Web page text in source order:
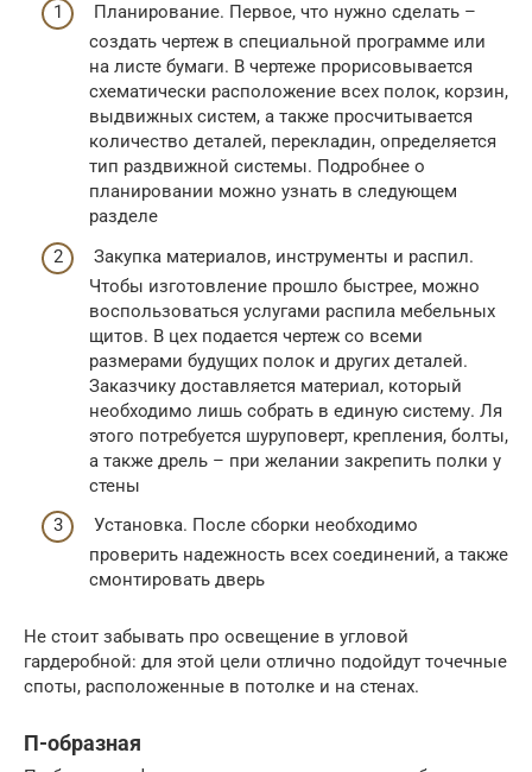
Планирование. Первое, что нужно сделать –
создать чертеж в специальной программе или
на листе бумаги. В чертеже прорисовывается
схематически расположение всех полок, корзин,
выдвижных систем, а также просчитывается
количество деталей, перекладин, определяется
тип раздвижной системы. Подробнее о
планировании можно узнать в следующем
разделе
Закупка материалов, инструменты и распил.
Чтобы изготовление прошло быстрее, можно
воспользоваться услугами распила мебельных
щитов. В цех подается чертеж со всеми
размерами будущих полок и других деталей.
Заказчику доставляется материал, который
необходимо лишь собрать в единую систему. Ля
этого потребуется шуруповерт, крепления, болты,
а также дрель – при желании закрепить полки у
стены
Установка. После сборки необходимо
проверить надежность всех соединений, а также
смонтировать дверь
Не стоит забывать про освещение в угловой
гардеробной: для этой цели отлично подойдут точечные
споты, расположенные в потолке и на стенах.
П-образная